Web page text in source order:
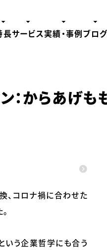
長サービス実績・事例ブロ
からあげも
、コロナ禍に合わせた
いう企業哲学にも合う